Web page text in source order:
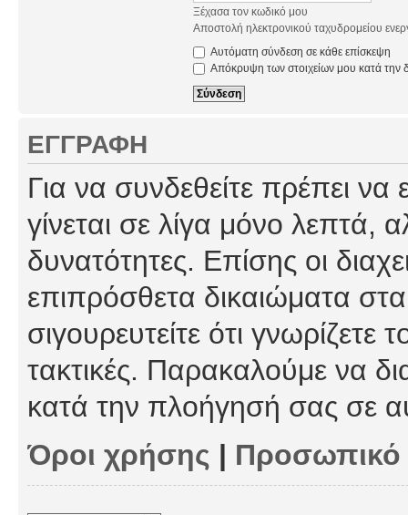
Ξέχασα τον κωδικό μου
Αποστολή ηλεκτρονικού ταχυδρομείου
Αυτόματη σύνδεση σε κάθε επίσκεψη
Απόκρυψη των στοιχείων μου κατά την
ΕΓΓΡΑΦΉ
Για να συνδεθείτε πρέπει
γίνεται σε λίγα μόνο λεπτά,
δυνατότητες. Επίσης οι
επιπρόσθετα δικαιώματα
σιγουρευτείτε ότι γνωρίζετε
τακτικές. Παρακαλούμε να
κατά την πλοήγησή σας σε
Όροι χρήσης |